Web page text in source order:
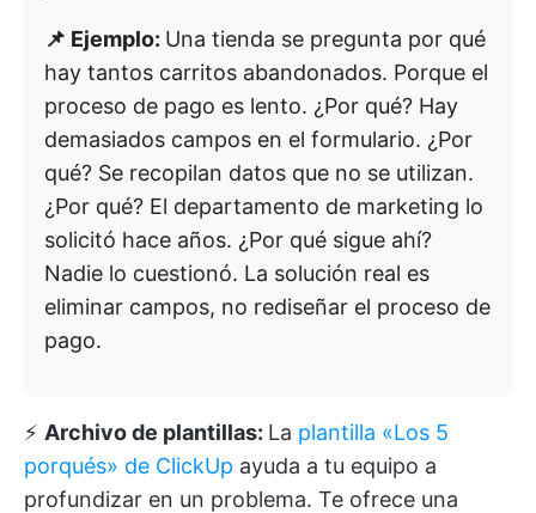
📌 Ejemplo: Una tienda se pregunta por qué
hay tantos carritos abandonados. Porque el
proceso de pago es lento. ¿Por qué? Hay
demasiados campos en el formulario. ¿Por
qué? Se recopilan datos que no se utilizan.
¿Por qué? El departamento de marketing lo
solicitó hace años. ¿Por qué sigue ahí?
Nadie lo cuestionó. La solución real es
eliminar campos, no rediseñar el proceso de
pago.
⚡️ Archivo de plantillas: La plantilla «Los 5
porqués» de ClickUp ayuda a tu equipo a
profundizar en un problema. Te ofrece una